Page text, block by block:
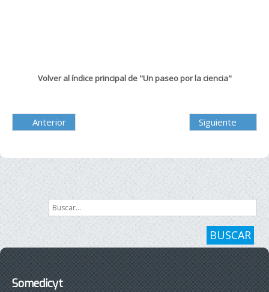
Volver al índice principal de "Un paseo por la ciencia"
Anterior Siguiente
Buscar...
BUSCAR
Somedicyt